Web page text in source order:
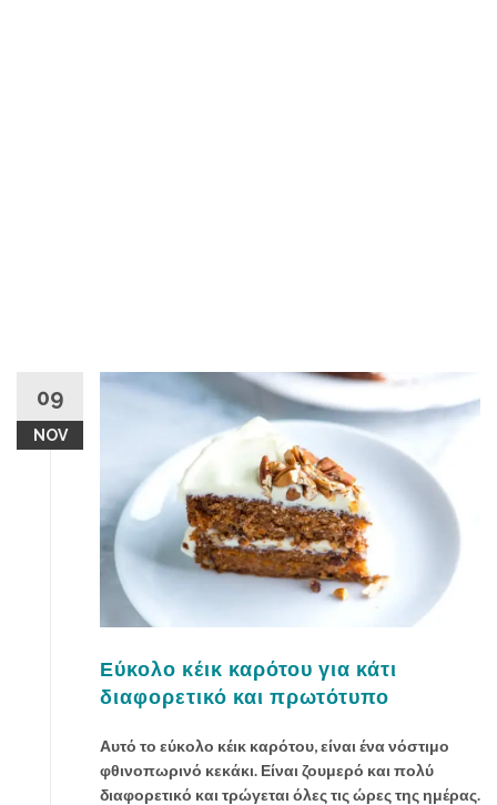
09
NOV
Εύκολο κέικ καρότου για κάτι
διαφορετικό και πρωτότυπο
Αυτό το εύκολο κέικ καρότου, είναι ένα νόστιμο
φθινοπωρινό κεκάκι. Είναι ζουμερό και πολύ
διαφορετικό και τρώγεται όλες τις ώρες της ημέρας.